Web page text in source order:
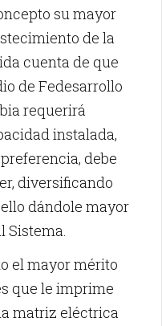
su mayor
de la
cuenta de que
de Fedesarrollo
requerirá
instalada,
debe
diversificando
dándole mayor
Sistema.
el mayor mérito
que le imprime
matriz eléctrica